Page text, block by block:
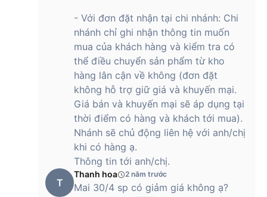
- Với đơn đặt nhận tại chi nhánh: Chi
nhánh chỉ ghi nhận thông tin muốn
mua của khách hàng và kiểm tra có
thể điều chuyển sản phẩm từ kho
hàng lân cận về không (đơn đặt
không hỗ trợ giữ giá và khuyến mại.
Giá bán và khuyến mại sẽ áp dụng tại
thời điểm có hàng và khách tới mua).
Nhánh sẽ chủ động liên hệ với anh/chị
khi có hàng ạ.
Thông tin tới anh/chị.
T
Thanh hoa 2 năm trước
Mai 30/4 sp có giảm giá không ạ?